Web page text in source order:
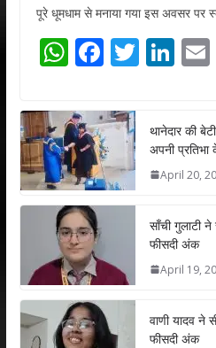
पूरे धूमधाम से मनाया गया इस अवसर पर
W
at
s
A
p
p
F
e
b
o
o
T
er
Li
e
dI
l
थानेदार की
अपनी
April 20,
साँची गुलाटी
फीसदी अंक
April 19,
वाणी यादव ने
फीसदी अंक